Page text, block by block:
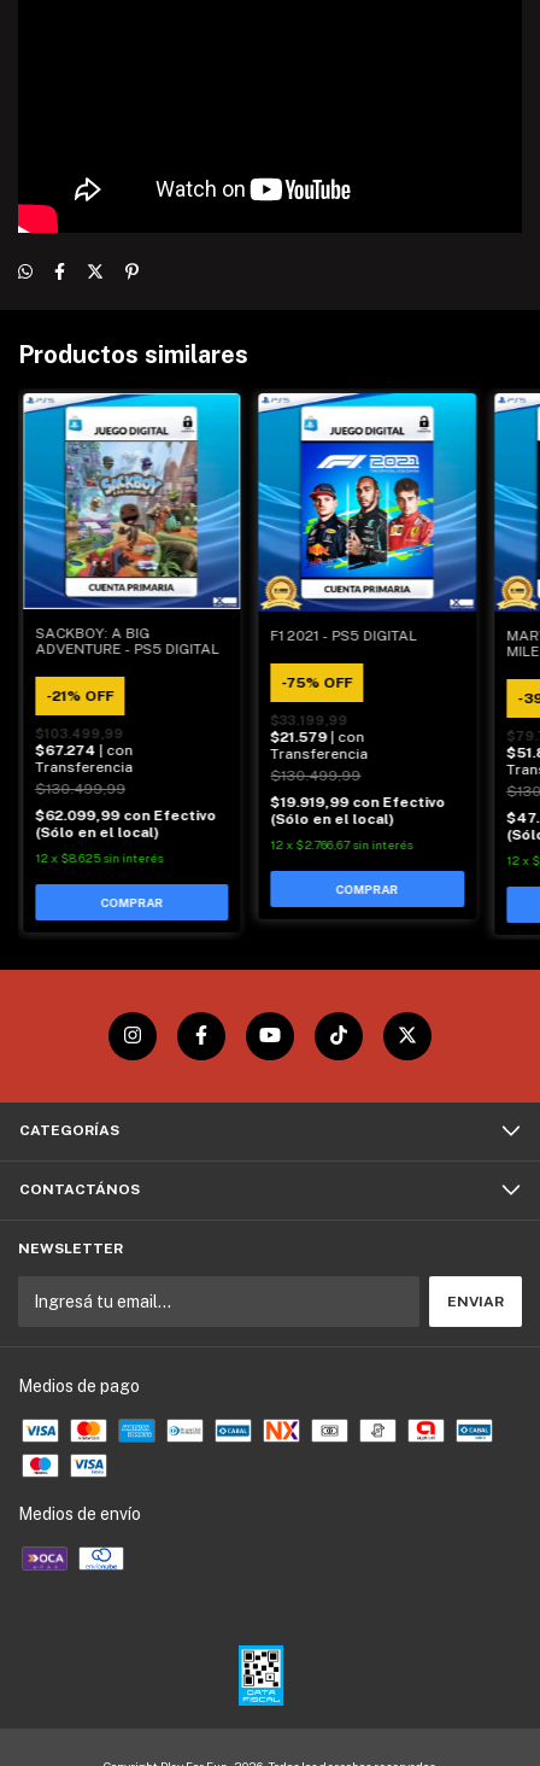
Productos similares
SACKBOY: A BIG
ADVENTURE - PS5 DIGITAL
-21% OFF
$103.499,99
$67.274
| con
Transferencia
$130.499,99
$62.099,99 con Efectivo
(Sólo en el local)
12 x $8.625 sin interés
F1 2021 - PS5 DIGITAL
-75% OFF
$33.199,99
$21.579 | con
Transferencia
$130.499,99
$19.919,99 con Efectivo
(Sólo en el local)
12 x $2.766,67 sin interés
-
12 x
CATEGORÍAS
CONTACTÁNOS
NEWSLETTER
Medios de pago
Medios de envío